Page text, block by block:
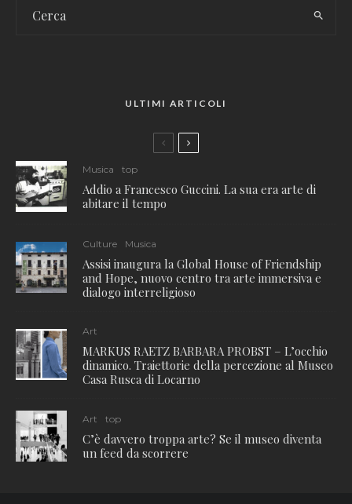
ULTIMI ARTICOLI
Musica top
Addio a Francesco Guccini. La sua era arte di
abitare il tempo
Culture Musica
Assisi inaugura la Global House of Friendship
and Hope, nuovo centro tra arte immersiva e
dialogo interreligioso
Art
MARKUS RAETZ BARBARA PROBST – L’occhio
dinamico. Traiettorie della percezione al Museo
Casa Rusca di Locarno
Art top
C’è davvero troppa arte? Se il museo diventa
un feed da scorrere